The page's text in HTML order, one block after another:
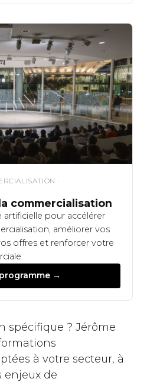
·
commercialisation
artificielle pour accélérer
améliorer vos
offres et renforcer votre
→
spécifique ? Jérôme
à votre secteur, à
enjeux de